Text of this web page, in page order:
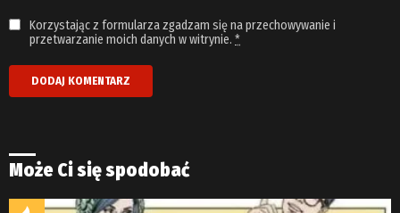
Korzystając z formularza zgadzam się na przechowywanie i
przetwarzanie moich danych w witrynie. *
Może Ci się spodobać